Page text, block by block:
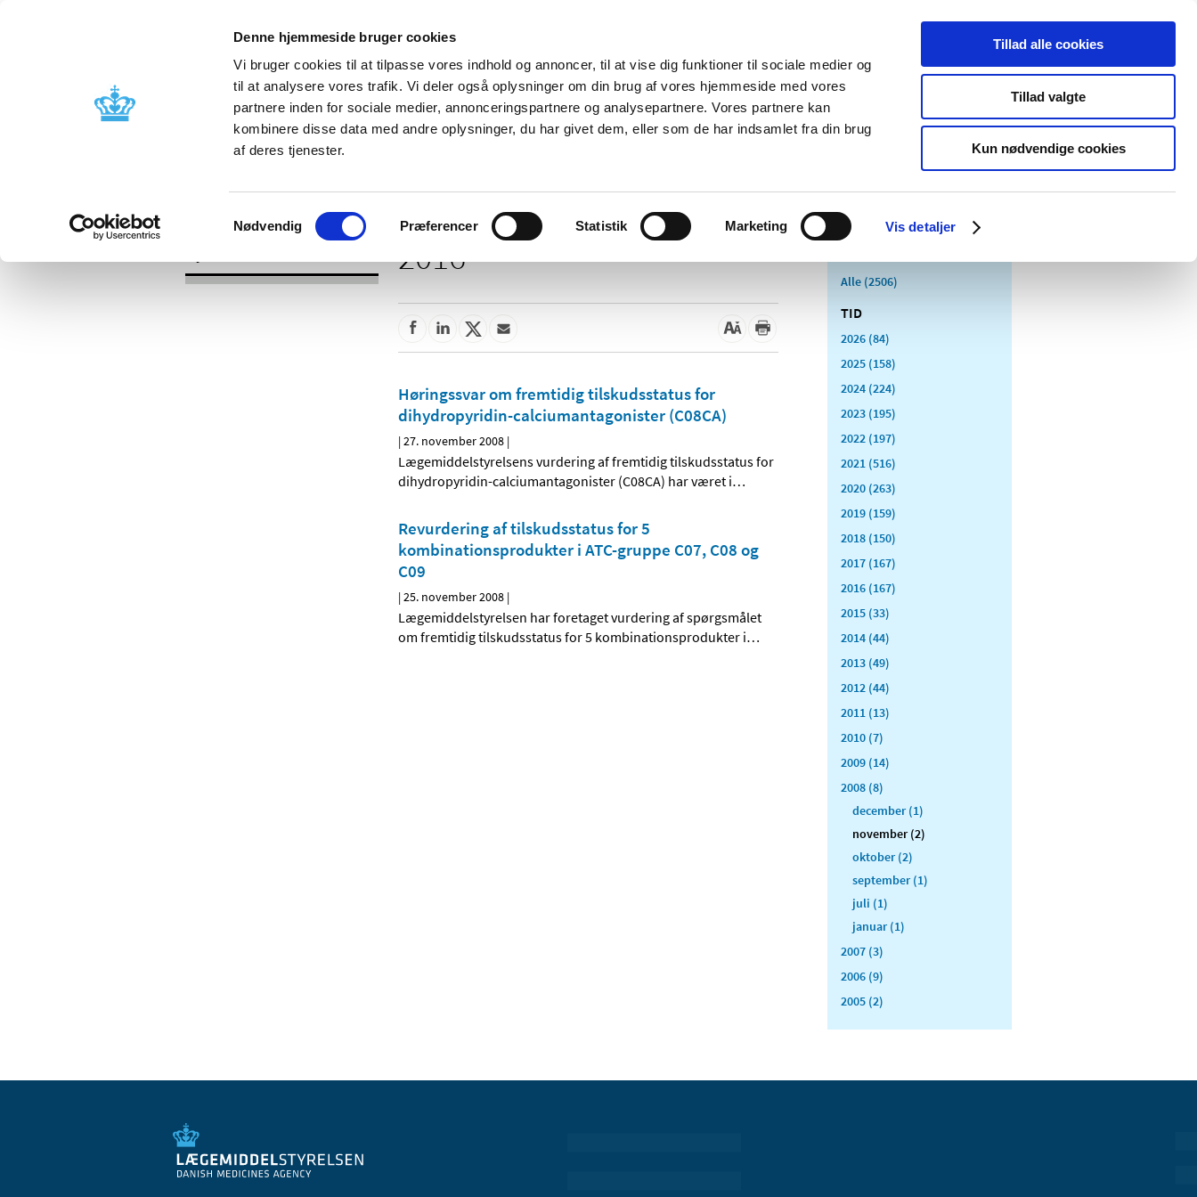
Denne hjemmeside bruger cookies
Vi bruger cookies til at tilpasse vores indhold og annoncer, til at vise dig funktioner til sociale medier og
til at analysere vores trafik. Vi deler også oplysninger om din brug af vores hjemmeside med vores
partnere inden for sociale medier, annonceringspartnere og analysepartnere. Vores partnere kan
kombinere disse data med andre oplysninger, du har givet dem, eller som de har indsamlet fra din brug
af deres tjenester.
Samtykkevalg
Nødvendig Præferencer Statistik Marketing Vis detaljer
Tillad alle cookies
Tillad valgte
Kun nødvendige cookies
Nyheder Om os Kontakt Udgivelser
Godkendelse og
Bivirkninger og
produktinformation
Tilskud og
Apoteker og salg af
Medicinsk
Særlige
produktområder
2016
Høringssvar om fremtidig tilskudsstatus for
dihydropyridin-calciumantagonister (C08CA)
|27. november 2008 |
Lægemiddelstyrelsens vurdering af fremtidig tilskudsstatus for
dihydropyridin-calciumantagonister (C08CA) har været i…
Revurdering af tilskudsstatus for 5
kombinationsprodukter i ATC-gruppe C07, C08 og
C09
|25. november 2008 |
Lægemiddelstyrelsen har foretaget vurdering af spørgsmålet
om fremtidig tilskudsstatus for 5 kombinationsprodukter i…
Alle (2506)
TID
2026 (84)
2025 (158)
2024 (224)
2023 (195)
2022 (197)
2021 (516)
2020 (263)
2019 (159)
2018 (150)
2017 (167)
2016 (167)
2015 (33)
2014 (44)
2013 (49)
2012 (44)
2011 (13)
2010 (7)
2009 (14)
2008 (8)
december (1)
november (2)
oktober (2)
september (1)
juli (1)
januar (1)
2007 (3)
2006 (9)
2005 (2)